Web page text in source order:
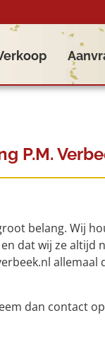
P.M.
belang. Wij
dat wij ze altijd
dan contact